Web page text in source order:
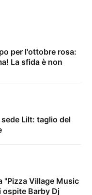
per l'ottobre rosa:
La sfida è non
sede Lilt: taglio del
"Pizza Village Music
ospite Barby Dj